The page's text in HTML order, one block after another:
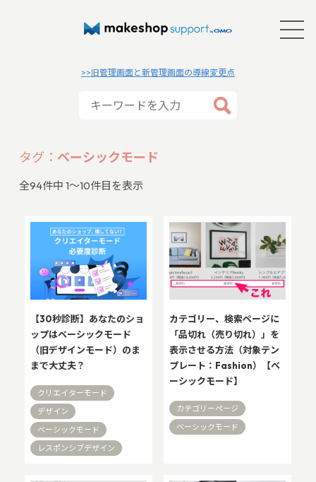
>>旧管理画面と新管理画面の導線変更点
タグ： ベーシックモード
全94件中 1〜10件目を表示
【30秒診断】あなたのショ
ップはベーシックモード
（旧デザインモード）のま
まで大丈夫？
クリエイターモード
デザイン
ベーシックモード
レスポンシブデザイン
カテゴリー、検索ページに
「品切れ（売り切れ）」を
表示させる方法（対象テン
プレート：Fashion）【ベ
ーシックモード】
カテゴリーページ
ベーシックモード